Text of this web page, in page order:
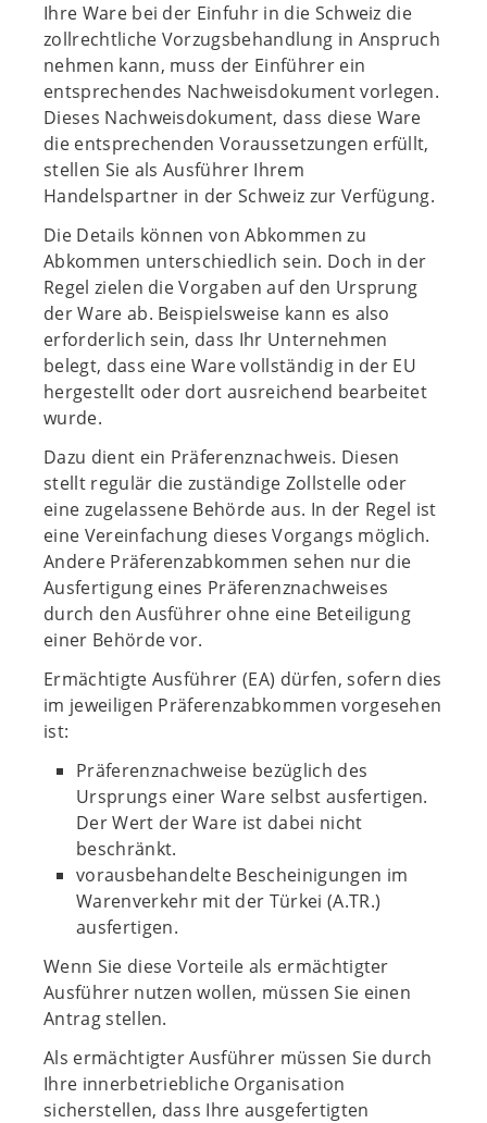
Ihre Ware bei der Einfuhr in die Schweiz die
zollrechtliche Vorzugsbehandlung in Anspruch
nehmen kann, muss der Einführer ein
entsprechendes Nachweisdokument vorlegen.
Dieses Nachweisdokument, dass diese Ware
die entsprechenden Voraussetzungen erfüllt,
stellen Sie als Ausführer Ihrem
Handelspartner in der Schweiz zur Verfügung.
Die Details können von Abkommen zu
Abkommen unterschiedlich sein. Doch in der
Regel zielen die Vorgaben auf den Ursprung
der Ware ab. Beispielsweise kann es also
erforderlich sein, dass Ihr Unternehmen
belegt, dass eine Ware vollständig in der EU
hergestellt oder dort ausreichend bearbeitet
wurde.
Dazu dient ein Präferenznachweis. Diesen
stellt regulär die zuständige Zollstelle oder
eine zugelassene Behörde aus. In der Regel ist
eine Vereinfachung dieses Vorgangs möglich.
Andere Präferenzabkommen sehen nur die
Ausfertigung eines Präferenznachweises
durch den Ausführer ohne eine Beteiligung
einer Behörde vor.
Ermächtigte Ausführer (EA) dürfen, sofern dies
im jeweiligen Präferenzabkommen vorgesehen
ist:
Präferenznachweise bezüglich des
Ursprungs einer Ware selbst ausfertigen.
Der Wert der Ware ist dabei nicht
beschränkt.
vorausbehandelte Bescheinigungen im
Warenverkehr mit der Türkei (A.TR.)
ausfertigen.
Wenn Sie diese Vorteile als ermächtigter
Ausführer nutzen wollen, müssen Sie einen
Antrag stellen.
Als ermächtigter Ausführer müssen Sie durch
Ihre innerbetriebliche Organisation
sicherstellen, dass Ihre ausgefertigten